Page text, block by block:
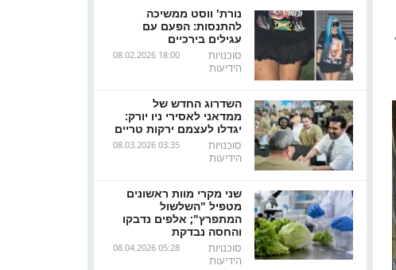
נורת' ווסט ממשיכה
להתנסות: הפעם עם
עגילים בירכיים
08.02.2026 18:00
סוכנויות
הידיעות
השדרוג החדש של
ממדאני לאסירי ניו יורק:
יגדלו לעצמם ירקות טריים
08.03.2026 03:35
סוכנויות
הידיעות
שני מקרי מוות ראשונים
מטפיל "השלשול
המתפרץ"; אלפים נדבקו
והחסה נבדקת
08.04.2026 05:28
סוכנויות
הידיעות